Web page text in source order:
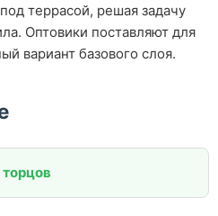
террасой, решая задачу
Оптовики поставляют для
вариант базового слоя.